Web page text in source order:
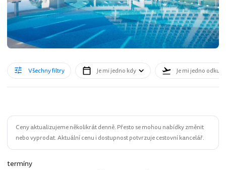
Všechny filtry Je mi jedno kdy Je mi jedno odkud
Ceny aktualizujeme několikrát denně. Přesto se mohou nabídky změnit
nebo vyprodat. Aktuální cenu i dostupnost potvrzuje cestovní kancelář.
termíny